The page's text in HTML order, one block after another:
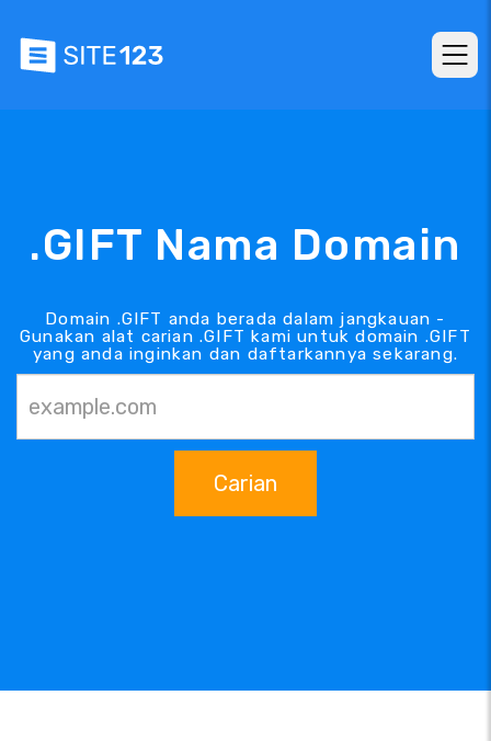
.GIFT Nama Domain
Domain .GIFT anda berada dalam jangkauan -
Gunakan alat carian .GIFT kami untuk domain .GIFT
yang anda inginkan dan daftarkannya sekarang.
Carian